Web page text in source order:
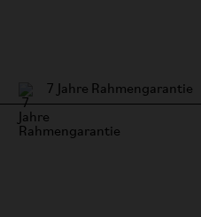
7 Jahre Rahmengarantie